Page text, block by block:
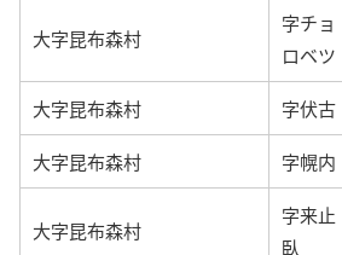
大字昆布森村
字チョ
ロベツ
大字昆布森村 字伏古
大字昆布森村 字幌内
大字昆布森村
字来止
臥